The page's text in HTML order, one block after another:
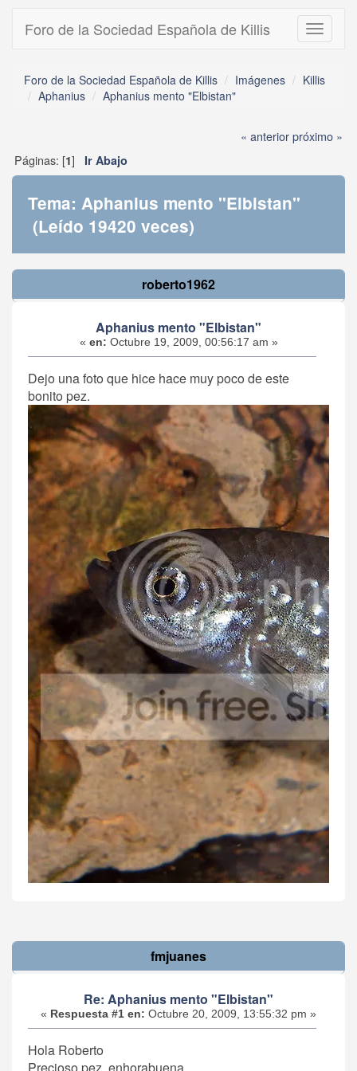
Toggle
Foro de la Sociedad Española de Killis
Foro de la Sociedad Española de Killis Imágenes
Killis
Aphanius
Aphanius mento "Elbistan"
« anteriorpróximo »
Páginas: [1] Ir Abajo
Tema: Aphanius mento "Elbistan"
(Leído 19420 veces)
roberto1962
Aphanius mento "Elbistan"
« en: Octubre 19, 2009, 00:56:17 am »
Dejo una foto que hice hace muy poco de este
bonito pez.
fmjuanes
Re: Aphanius mento "Elbistan"
« Respuesta #1 en: Octubre 20, 2009, 13:55:32 pm »
Hola Roberto